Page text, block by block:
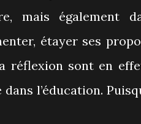
mais également
étayer ses
réflexion sont en
l’éducation.